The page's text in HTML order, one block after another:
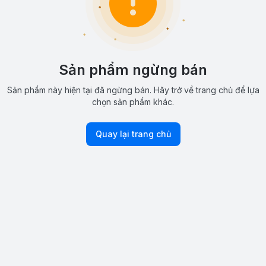
Sản phẩm ngừng bán
Sản phẩm này hiện tại đã ngừng bán. Hãy trở về trang chủ để lựa
chọn sản phẩm khác.
Quay lại trang chủ